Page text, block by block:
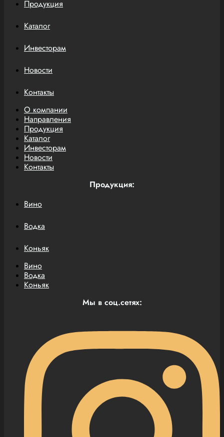
Продукция
Каталог
Инвесторам
Новости
Контакты
О компании
Направления
Продукция
Каталог
Инвесторам
Новости
Контакты
Продукция:
Вино
Водка
Коньяк
Вино
Водка
Коньяк
Мы в соц.сетях: